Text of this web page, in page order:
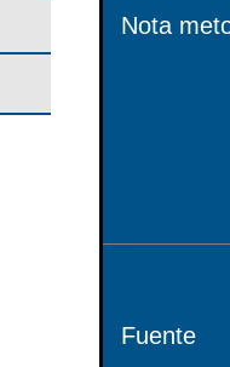
Nota
Fuente